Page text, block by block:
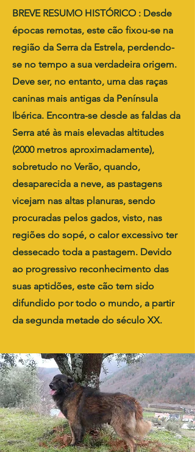
BREVE RESUMO HISTÓRICO : Desde
épocas remotas, este cão fixou-se na
região da Serra da Estrela, perdendo-
se no tempo a sua verdadeira origem.
Deve ser, no entanto, uma das raças
caninas mais antigas da Península
Ibérica. Encontra-se desde as faldas da
Serra até às mais elevadas altitudes
(2000 metros aproximadamente),
sobretudo no Verão, quando,
desaparecida a neve, as pastagens
vicejam nas altas planuras, sendo
procuradas pelos gados, visto, nas
regiões do sopé, o calor excessivo ter
dessecado toda a pastagem. Devido
ao progressivo reconhecimento das
suas aptidões, este cão tem sido
difundido por todo o mundo, a partir
da segunda metade do século XX.